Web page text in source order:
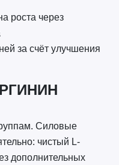
роста через
за счёт улучшения
Силовые
чистый L-
дополнительных